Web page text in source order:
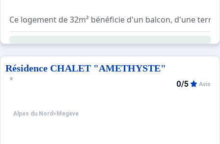
Ce logement de 32m² bénéficie d'un balcon, d'une
Résidence CHALET "AMETHYSTE"
Alpes du Nord > Megève
0/5 Avis